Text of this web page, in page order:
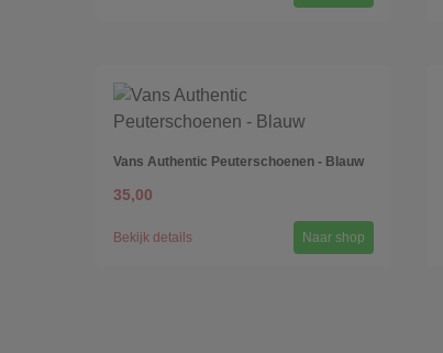
Vans Authentic Peuterschoenen - Blauw
35,00
Bekijk details Naar shop